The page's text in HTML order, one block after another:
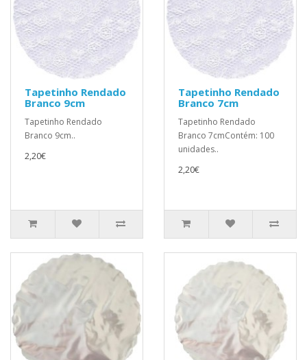
Tapetinho Rendado
Branco 9cm
Tapetinho Rendado
Branco 9cm..
2,20€
Tapetinho Rendado
Branco 7cm
Tapetinho Rendado
Branco 7cmContém: 100
unidades..
2,20€